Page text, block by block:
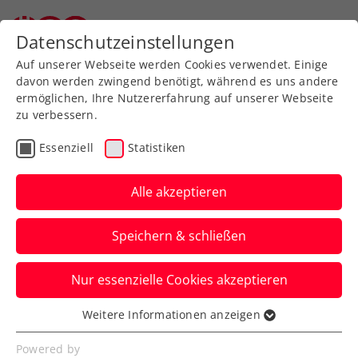
Zurück zur Newsübersicht
Turniere
ITF Loughborough: Tagger
gibt Versprechen für die
Zukunft ab
An der Seite von Ex-WTA-Star Francesca
Schiavone feiert das ÖTV-Talent den
bisher größten Karriereerfolg.
Verfasst von: Manuel Wachta, 15.03.2024
Datenschutzeinstellungen
Auf unserer Webseite werden Cookies verwendet. Einige
davon werden zwingend benötigt, während es uns andere
ermöglichen, Ihre Nutzererfahrung auf unserer Webseite
zu verbessern.
Essenziell Statistiken
Alle akzeptieren
Speichern & schließen
Nur essenzielle Cookies akzeptieren
Essenziell
Essenzielle Cookies werden für grundlegende
Weitere Informationen anzeigen
Powered by